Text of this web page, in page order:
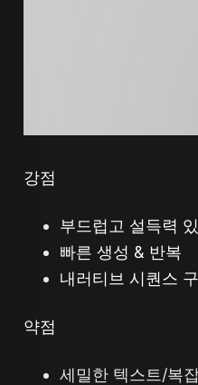
강점
부드럽고 설득력
빠른 생성 & 반복
내러티브 시퀀스
약점
세밀한 텍스트/복